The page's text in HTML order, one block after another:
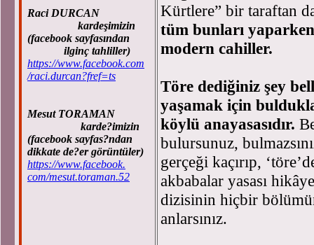
Raci DURCAN
kardeşimizin
(facebook sayfasından
ilginç tahliller)
https://www.facebook.com
/raci.durcan?fref=ts
Mesut TORAMAN
karde?imizin
(facebook sayfas?ndan
dikkate de?er görüntüler)
https://www.facebook.
com/mesut.toraman.52
Kürtlere” bir taraftan
tüm bunları
modern cahiller.
Töre dediğiniz şey
yaşamak için
köylü anayasasıdır.
bulursunuz,
gerçeği kaçırıp,
akbabalar yasası
dizisinin hiçbir
anlarsınız.